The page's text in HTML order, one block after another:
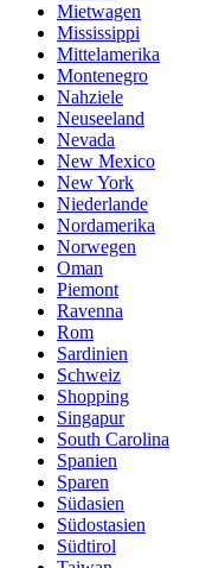
Mietwagen
Mississippi
Mittelamerika
Montenegro
Nahziele
Neuseeland
Nevada
New Mexico
New York
Niederlande
Nordamerika
Norwegen
Oman
Piemont
Ravenna
Rom
Sardinien
Schweiz
Shopping
Singapur
South Carolina
Spanien
Sparen
Südasien
Südostasien
Südtirol